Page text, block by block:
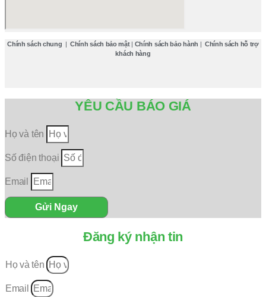
Chính sách chung | Chính sách bảo mật| Chính sách bảo hành | Chính sách hỗ trợ
khách hàng
YÊU CẦU BÁO GIÁ
Họ và tên
Số điện thoại
Email
Gửi Ngay
Đăng ký nhận tin
Họ và tên
Email